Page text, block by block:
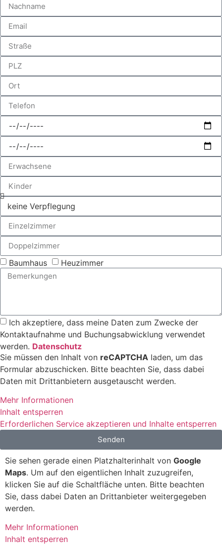
Baumhaus Heuzimmer
Ich akzeptiere, dass meine Daten zum Zwecke der
Kontaktaufnahme und Buchungsabwicklung verwendet
werden. Datenschutz
Sie müssen den Inhalt von reCAPTCHA laden, um das
Formular abzuschicken. Bitte beachten Sie, dass dabei
Daten mit Drittanbietern ausgetauscht werden.
Mehr Informationen
Inhalt entsperren
Erforderlichen Service akzeptieren und Inhalte entsperren
Senden
Sie sehen gerade einen Platzhalterinhalt von Google
Maps. Um auf den eigentlichen Inhalt zuzugreifen,
klicken Sie auf die Schaltfläche unten. Bitte beachten
Sie, dass dabei Daten an Drittanbieter weitergegeben
werden.
Mehr Informationen
Inhalt entsperren